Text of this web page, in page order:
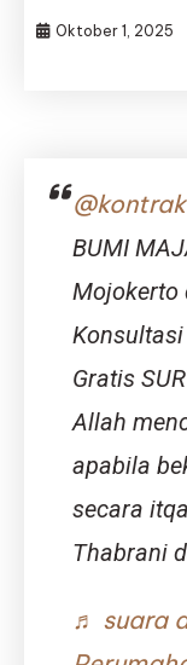
Malam
Kamu
Tahu!)
Oktober 1, 2025
Makan
Malam?BUMI
Mojokerto
Konsultasi
Gratis
Allah
apabila
secara
Thabrani
♬ suara